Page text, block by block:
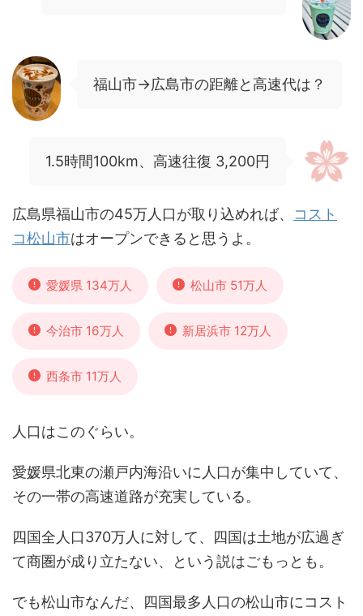
福山市→広島市の距離と高速代は？
1.5時間100km、高速往復 3,200円
広島県福山市の45万人口が取り込めれば、 コスト
コ松山市はオープンできると思うよ。
愛媛県 134万人 松山市 51万人
今治市 16万人 新居浜市 12万人
西条市 11万人
人口はこのぐらい。
愛媛県北東の瀬戸内海沿いに人口が集中していて、
その一帯の高速道路が充実している。
四国全人口370万人に対して、四国は土地が広過ぎ
て商圏が成り立たない、という説はごもっとも。
でも松山市なんだ、四国最多人口の松山市にコスト